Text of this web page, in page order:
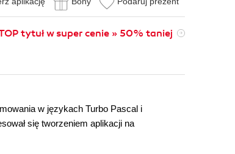
tytuł w super cenie » 50% taniej
w językach Turbo Pascal i
się tworzeniem aplikacji na